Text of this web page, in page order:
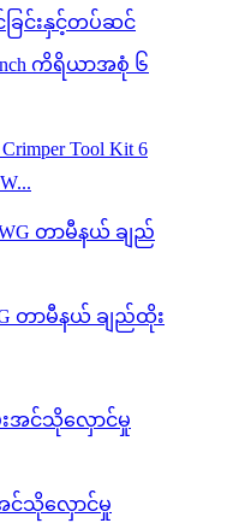
Tool Kit 6
တာမီနယ် ချည်ထိုး
င်သိုလှောင်မှု